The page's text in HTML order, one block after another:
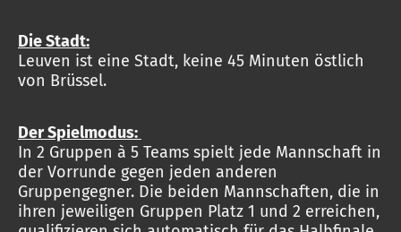
Die Stadt:
Leuven ist eine Stadt, keine 45 Minuten östlich
von Brüssel.
Der Spielmodus:
In 2 Gruppen à 5 Teams spielt jede Mannschaft in
der Vorrunde gegen jeden anderen
Gruppengegner. Die beiden Mannschaften, die in
ihren jeweiligen Gruppen Platz 1 und 2 erreichen,